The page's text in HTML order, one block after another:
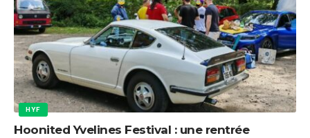
HYF
Hoonited Yvelines Festival : une rentrée